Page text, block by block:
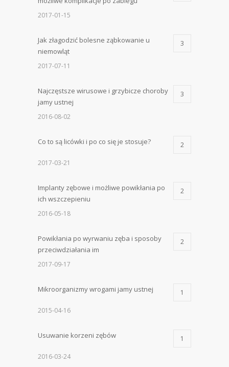
2017-01-15
Jak złagodzić bolesne ząbkowanie u
niemowląt
3
2017-07-11
Najczęstsze wirusowe i grzybicze choroby
jamy ustnej
3
2016-08-02
Co to są licówki i po co się je stosuje? 2
2017-03-21
Implanty zębowe i możliwe powikłania po
ich wszczepieniu
2
2016-05-18
Powikłania po wyrwaniu zęba i sposoby
przeciwdziałania im
2
2017-09-17
Mikroorganizmy wrogami jamy ustnej 1
2015-04-16
Usuwanie korzeni zębów 1
2016-03-24